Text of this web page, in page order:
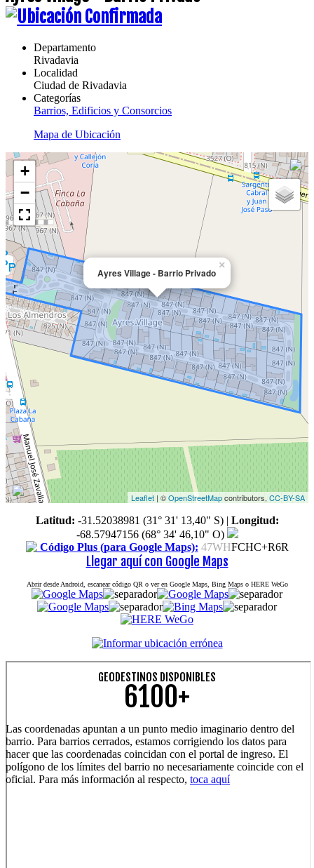
Departamento
Rivadavia
Localidad
Ciudad de Rivadavia
Categorías
Barrios, Edificios y Consorcios
Mapa de Ubicación
Ayres Village - Barrio Privado
×
+
−
Leaflet | ©OpenStreetMapcontributors, CC-BY-SA
Latitud: -31.52038981 (31° 31' 13,40" S)| Longitud:
-68.57947156 (68° 34' 46,10" O)
Código Plus (para Google Maps): 47WHFCHC+R6R
Llegar aquí con Google Maps
Abrir desde Android, escanear código QR o ver en Google Maps, Bing Maps o HERE WeGo
GEODESTINOS DISPONIBLES
6100+
Las coordenadas apuntan a un punto medio imaginario dentro del
barrio. Para barrios cerrados, estamos corrigiendo los datos para
hacer que las coordenadas coincidan con el portal de ingreso. El
polígono de los límites del barrio no necesariamente coincide con el
oficial. Para más información al respecto, toca aquí